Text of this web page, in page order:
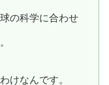
の科学に合わせ
けなんです。